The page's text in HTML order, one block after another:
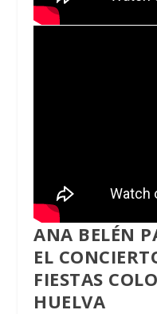
ANA BELÉN
EL
FIESTAS
HUELVA